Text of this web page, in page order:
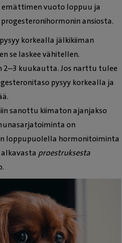
emättimen vuoto loppuu ja
ansiosta.
korkealla jälkikiiman
se laskee vähitellen.
2–3 kuukautta. Jos narttu tulee
pysyy korkealla ja
sanottu kiimaton ajanjakso
on
loppupuolella hormonitoiminta
proestruksesta